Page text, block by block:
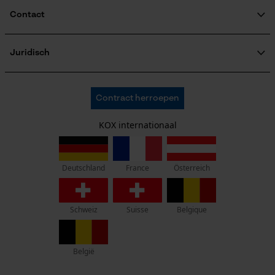
Fasewisselaar
Schuine snede
Gereedschapsloze kettingspanning
Gereedschapsloze kettingwissel
Energie & vermogen
Algemene voorwaarden inzake gegevensbescherming
gelezen en ga akkoord. *
Wanneer u instemt met persoonlijke tracking kunnen we u via onze
newsletter individuele aanbiedingen doen. Uw gegevens worden
niet gedeeld met derden. U kunt uw toestemming te allen tijde met
* velden zijn verplicht
*** Inwisselbaar vanaf een goederenwaarde van 100,- €
Opgeslagen winkelwagen
Geo-IP en gebruikersdetectie
YouTube-video's
Google Maps
Marketing Cookies
Google Global Site Tag
Event Tracking